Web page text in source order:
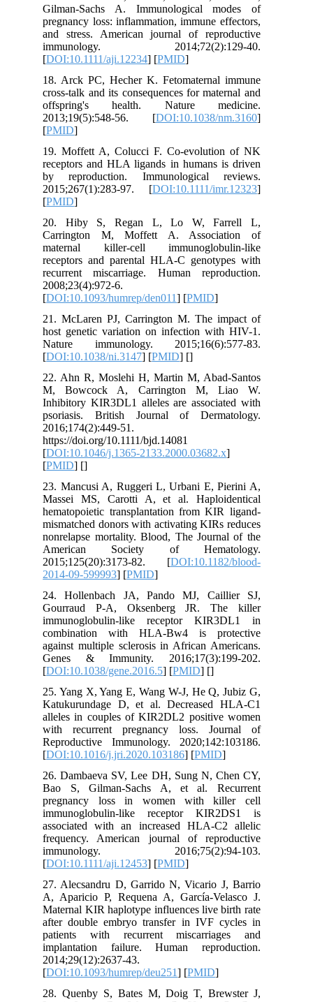
Gilman‐Sachs A. Immunological modes of
pregnancy loss: inflammation, immune effectors,
and stress. American journal of reproductive
immunology. 2014;72(2):129-40.
[DOI:10.1111/aji.12234] [PMID
18. Arck PC, Hecher K. Fetomaternal immune
cross-talk and its consequences for maternal and
offspring's health. Nature medicine.
2013;19(5):548-56. [DOI:10.1038/nm.3160
[PMID
19. Moffett A, Colucci F. Co‐evolution of NK
receptors and HLA ligands in humans is driven
by reproduction. Immunological reviews.
2015;267(1):283-97. [DOI:10.1111/imr.12323
[PMID
20. Hiby S, Regan L, Lo W, Farrell L,
Carrington M, Moffett A. Association of
maternal killer-cell immunoglobulin-like
receptors and parental HLA-C genotypes with
recurrent miscarriage. Human reproduction.
2008;23(4):972-6.
[DOI:10.1093/humrep/den011] [PMID
21. McLaren PJ, Carrington M. The impact of
host genetic variation on infection with HIV-1.
Nature immunology. 2015;16(6):577-83.
[DOI:10.1038/ni.3147] [PMID] [
22. Ahn R, Moslehi H, Martin M, Abad‐Santos
M, Bowcock A, Carrington M, Liao W.
Inhibitory KIR3DL1 alleles are associated with
psoriasis. British Journal of Dermatology.
2016;174(2):449-51.
https://doi.org/10.1111/bjd.14081
[DOI:10.1046/j.1365-2133.2000.03682.x
[PMID] [
23. Mancusi A, Ruggeri L, Urbani E, Pierini A,
Massei MS, Carotti A, et al. Haploidentical
hematopoietic transplantation from KIR ligand-
mismatched donors with activating KIRs reduces
nonrelapse mortality. Blood, The Journal of the
American Society of Hematology.
2015;125(20):3173-82. [DOI:10.1182/blood-
2014-09-599993] [PMID
24. Hollenbach JA, Pando MJ, Caillier SJ,
Gourraud P-A, Oksenberg JR. The killer
immunoglobulin-like receptor KIR3DL1 in
combination with HLA-Bw4 is protective
against multiple sclerosis in African Americans.
Genes & Immunity. 2016;17(3):199-202.
[DOI:10.1038/gene.2016.5] [PMID] [
25. Yang X, Yang E, Wang W-J, He Q, Jubiz G,
Katukurundage D, et al. Decreased HLA-C1
alleles in couples of KIR2DL2 positive women
with recurrent pregnancy loss. Journal of
Reproductive Immunology. 2020;142:103186.
[DOI:10.1016/j.jri.2020.103186] [PMID
26. Dambaeva SV, Lee DH, Sung N, Chen CY,
Bao S, Gilman‐Sachs A, et al. Recurrent
pregnancy loss in women with killer cell
immunoglobulin‐like receptor KIR2DS1 is
associated with an increased HLA‐C2 allelic
frequency. American journal of reproductive
immunology. 2016;75(2):94-103.
[DOI:10.1111/aji.12453] [PMID
27. Alecsandru D, Garrido N, Vicario J, Barrio
A, Aparicio P, Requena A, García-Velasco J.
Maternal KIR haplotype influences live birth rate
after double embryo transfer in IVF cycles in
patients with recurrent miscarriages and
implantation failure. Human reproduction.
2014;29(12):2637-43.
[DOI:10.1093/humrep/deu251] [PMID
28. Quenby S, Bates M, Doig T, Brewster J,